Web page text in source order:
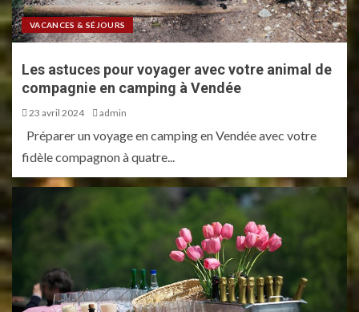
VACANCES & SÉJOURS
Les astuces pour voyager avec votre animal de
compagnie en camping à Vendée
23 avril 2024 admin
Préparer un voyage en camping en Vendée avec votre
fidèle compagnon à quatre...